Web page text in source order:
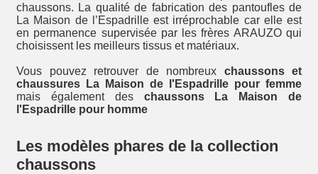
chaussons. La qualité de fabrication des pantoufles de
La Maison de l’Espadrille est irréprochable car elle est
en permanence supervisée par les frères ARAUZO qui
choisissent les meilleurs tissus et matériaux.
Vous pouvez retrouver de nombreux chaussons et
chaussures La Maison de l'Espadrille pour femme
mais également des chaussons La Maison de
l'Espadrille pour homme
Les modèles phares de la collection
chaussons